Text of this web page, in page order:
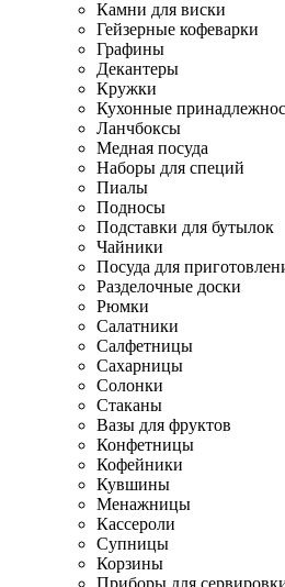
Камни для виски
Гейзерные кофеварки
Графины
Декантеры
Кружки
Кухонные
Ланчбоксы
Медная посуда
Наборы для специй
Пиалы
Подносы
Подставки для бутылок
Чайники
Посуда для
Разделочные доски
Рюмки
Салатники
Салфетницы
Сахарницы
Солонки
Стаканы
Вазы для фруктов
Конфетницы
Кофейники
Кувшины
Менажницы
Кассероли
Супницы
Корзины
Приборы для